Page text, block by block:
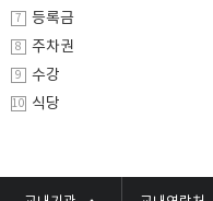
7 등록금
8 주차권
9 수강
10 식당